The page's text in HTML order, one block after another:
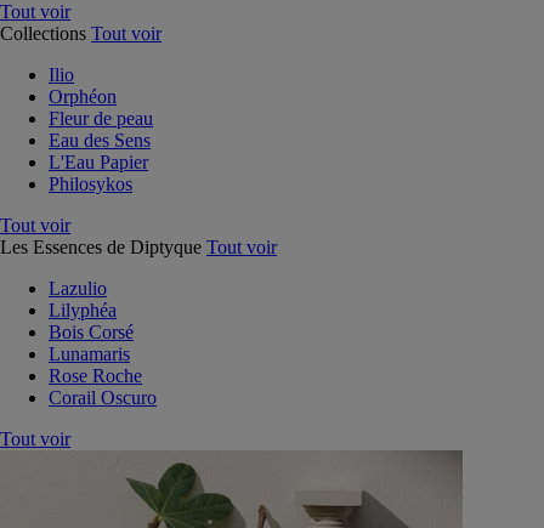
Tout voir
Collections Tout voir
Ilio
Orphéon
Fleur de peau
Eau des Sens
L'Eau Papier
Philosykos
Tout voir
Les Essences de Diptyque Tout voir
Lazulio
Lilyphéa
Bois Corsé
Lunamaris
Rose Roche
Corail Oscuro
Tout voir